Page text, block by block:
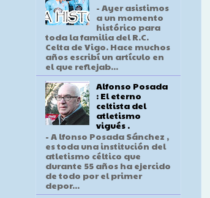
- Ayer asistimos
a un momento
histórico para
toda la familia del R.C.
Celta de Vigo. Hace muchos
años escribí un artículo en
el que reflejab...
Alfonso Posada
: El eterno
celtista del
atletismo
vigués .
- A lfonso Posada Sánchez ,
es toda una institución del
atletismo céltico que
durante 55 años ha ejercido
de todo por el primer
depor...